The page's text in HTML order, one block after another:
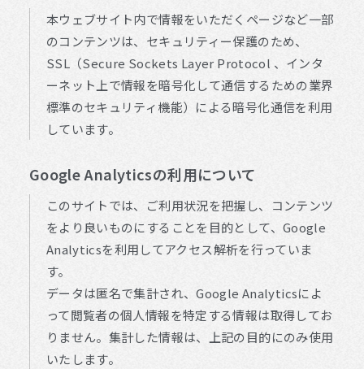
本ウェブサイト内で情報をいただくページなど一部
のコンテンツは、セキュリティー保護のため、
SSL（Secure Sockets Layer Protocol 、インタ
ーネット上で情報を暗号化して通信するための業界
標準のセキュリティ機能）による暗号化通信を利用
しています。
Google Analyticsの利用について
このサイトでは、ご利用状況を把握し、コンテンツ
をより良いものにすることを目的として、Google
Analyticsを利用してアクセス解析を行っていま
す。
データは匿名で集計され、Google Analyticsによ
って閲覧者の個人情報を特定する情報は取得してお
りません。集計した情報は、上記の目的にのみ使用
いたします。